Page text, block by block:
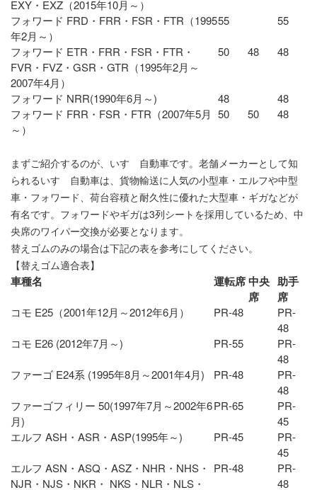
EXY・EXZ（2015年10月～）
フォワード FRD・FRR・FSR・FTR（1995
年2月～）
55 55
フォワード ETR・FRR・FSR・FTR・
FVR・FVZ・GSR・GTR（1995年2月～
2007年4月）
50 48 48
フォワード NRR(1990年6月～) 48
48
フォワード FRR・FSR・FTR（2007年5月
～）
50 50 48
まずご紹介するのが、いすゞ自動車です。老舗メーカーとして知
られるいすゞ自動車は、貨物輸送に人気の小型車・エルフや中型
車・フォワード、荷台容積と耐久性に優れた大型車・ギガなどが
有名です。フォワードやギガは3列シートを採用しているため、中
央席のワイパー交換が必要となります。
替えゴムのみの場合は下記の表を参考にしてください。
【替えゴム適合表】
車種名 運転席中央
席
助手
席
コモ E25（2001年12月～2012年6月） PR-48
PR-
48
コモ E26 (2012年7月～)
PR-55
PR-
48
ファーゴ E24系 (1995年8月～2001年4月)
PR-48
PR-
48
ファーゴフィリー 50(1997年7月～2002年6
月)
PR-65
PR-
45
エルフ ASH・ASR・ASP(1995年～)
PR-45
PR-
45
エルフ ASN・ASQ・ASZ・NHR・NHS・
NJR・NJS・NKR・ NKS・NLR・NLS・
PR-48
PR-
48